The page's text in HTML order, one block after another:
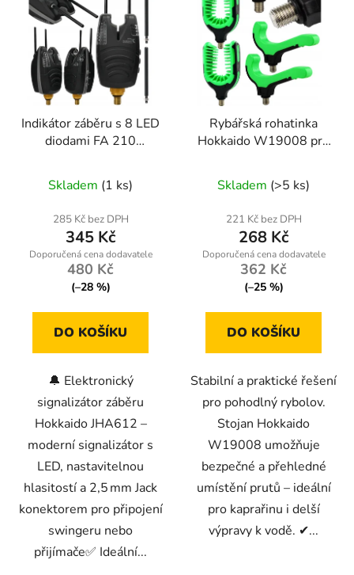
Indikátor záběru s 8 LED
diodami FA 210
FISING
hodnocení
produktu
je
4,1
z
hvězdiček.
Skladem (1 ks)
285 Kč bez DPH
345 Kč
480 Kč
(–28 %)
DO KOŠÍKU
🔔 Elektronický
signalizátor záběru
Hokkaido JHA612 –
moderní signalizátor s
LED, nastavitelnou
hlasitostí a 2,5 mm Jack
konektorem pro připojení
swingeru nebo
přijímače✅ Ideální...
Rybářská rohatinka
Hokkaido W19008 pro
konstrukcí
Skladem (>5 ks)
221 Kč bez DPH
268 Kč
362 Kč
(–25 %)
DO KOŠÍKU
Stabilní a praktické řešení
pro pohodlný rybolov.
Stojan Hokkaido
W19008 umožňuje
bezpečné a přehledné
umístění prutů – ideální
pro kaprařinu i delší
výpravy k vodě. ✔...